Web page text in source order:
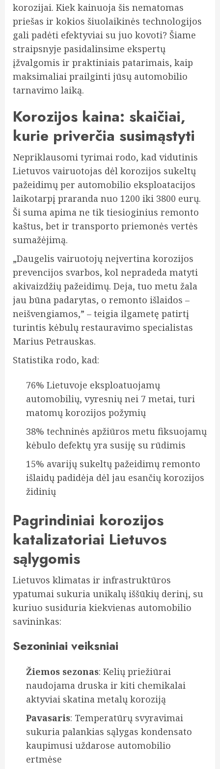
korozijai. Kiek kainuoja šis nematomas
priešas ir kokios šiuolaikinės technologijos
gali padėti efektyviai su juo kovoti? Šiame
straipsnyje pasidalinsime ekspertų
įžvalgomis ir praktiniais patarimais, kaip
maksimaliai prailginti jūsų automobilio
tarnavimo laiką.
Korozijos kaina: skaičiai,
kurie priverčia susimąstyti
Nepriklausomi tyrimai rodo, kad vidutinis
Lietuvos vairuotojas dėl korozijos sukeltų
pažeidimų per automobilio eksploatacijos
laikotarpį praranda nuo 1200 iki 3800 eurų.
Ši suma apima ne tik tiesioginius remonto
kaštus, bet ir transporto priemonės vertės
sumažėjimą.
„Daugelis vairuotojų neįvertina korozijos
prevencijos svarbos, kol nepradeda matyti
akivaizdžių pažeidimų. Deja, tuo metu žala
jau būna padarytas, o remonto išlaidos –
neišvengiamos,” – teigia ilgametę patirtį
turintis kėbulų restauravimo specialistas
Marius Petrauskas.
Statistika rodo, kad:
76% Lietuvoje eksploatuojamų
automobilių, vyresnių nei 7 metai, turi
matomų korozijos požymių
38% techninės apžiūros metu fiksuojamų
kėbulo defektų yra susiję su rūdimis
15% avarijų sukeltų pažeidimų remonto
išlaidų padidėja dėl jau esančių korozijos
židinių
Pagrindiniai korozijos
katalizatoriai Lietuvos
sąlygomis
Lietuvos klimatas ir infrastruktūros
ypatumai sukuria unikalų iššūkių derinį, su
kuriuo susiduria kiekvienas automobilio
savininkas:
Sezoniniai veiksniai
Žiemos sezonas: Kelių priežiūrai
naudojama druska ir kiti chemikalai
aktyviai skatina metalų koroziją
Pavasaris: Temperatūrų svyravimai
sukuria palankias sąlygas kondensato
kaupimusi uždarose automobilio
ertmėse